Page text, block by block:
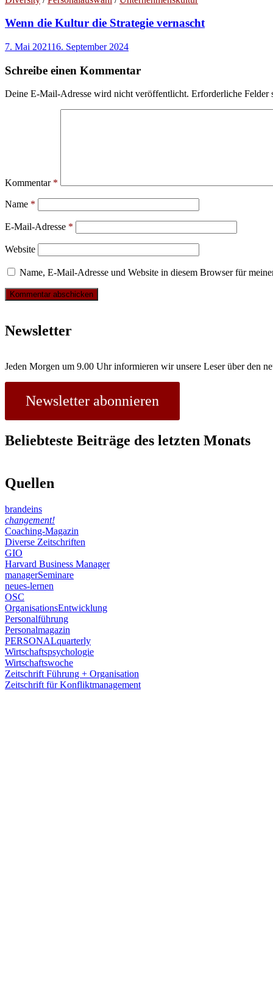
Wenn die Kultur die Strategie vernascht
7. Mai 202116. September 2024
Schreibe einen Kommentar
Deine E-Mail-Adresse wird nicht veröffentlicht. Erforderliche Felder
Kommentar *
Name *
E-Mail-Adresse *
Website
Name, E-Mail-Adresse und Website in diesem Browser für
Newsletter
Jeden Morgen um 9.00 Uhr informieren wir unsere Leser über den
Newsletter abonnieren
Beliebteste Beiträge des letzten Monats
Quellen
brandeins
changement!
Coaching-Magazin
Diverse Zeitschriften
GIO
Harvard Business Manager
managerSeminare
neues-lernen
OSC
OrganisationsEntwicklung
Personalführung
Personalmagazin
PERSONALquarterly
Wirtschaftspsychologie
Wirtschaftswoche
Zeitschrift Führung + Organisation
Zeitschrift für Konfliktmanagement